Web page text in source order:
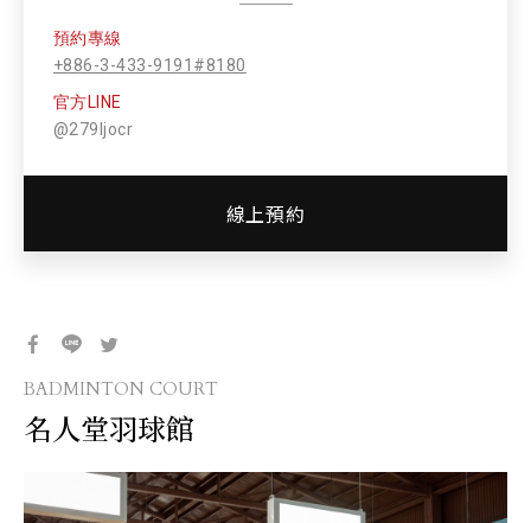
預約專線
+886-3-433-9191#8180
官方LINE
@279ljocr
線上預約
BADMINTON COURT
名人堂羽球館